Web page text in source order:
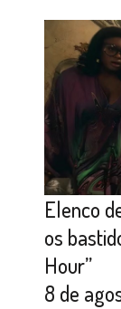
Elenco
os
Hour”
8 de